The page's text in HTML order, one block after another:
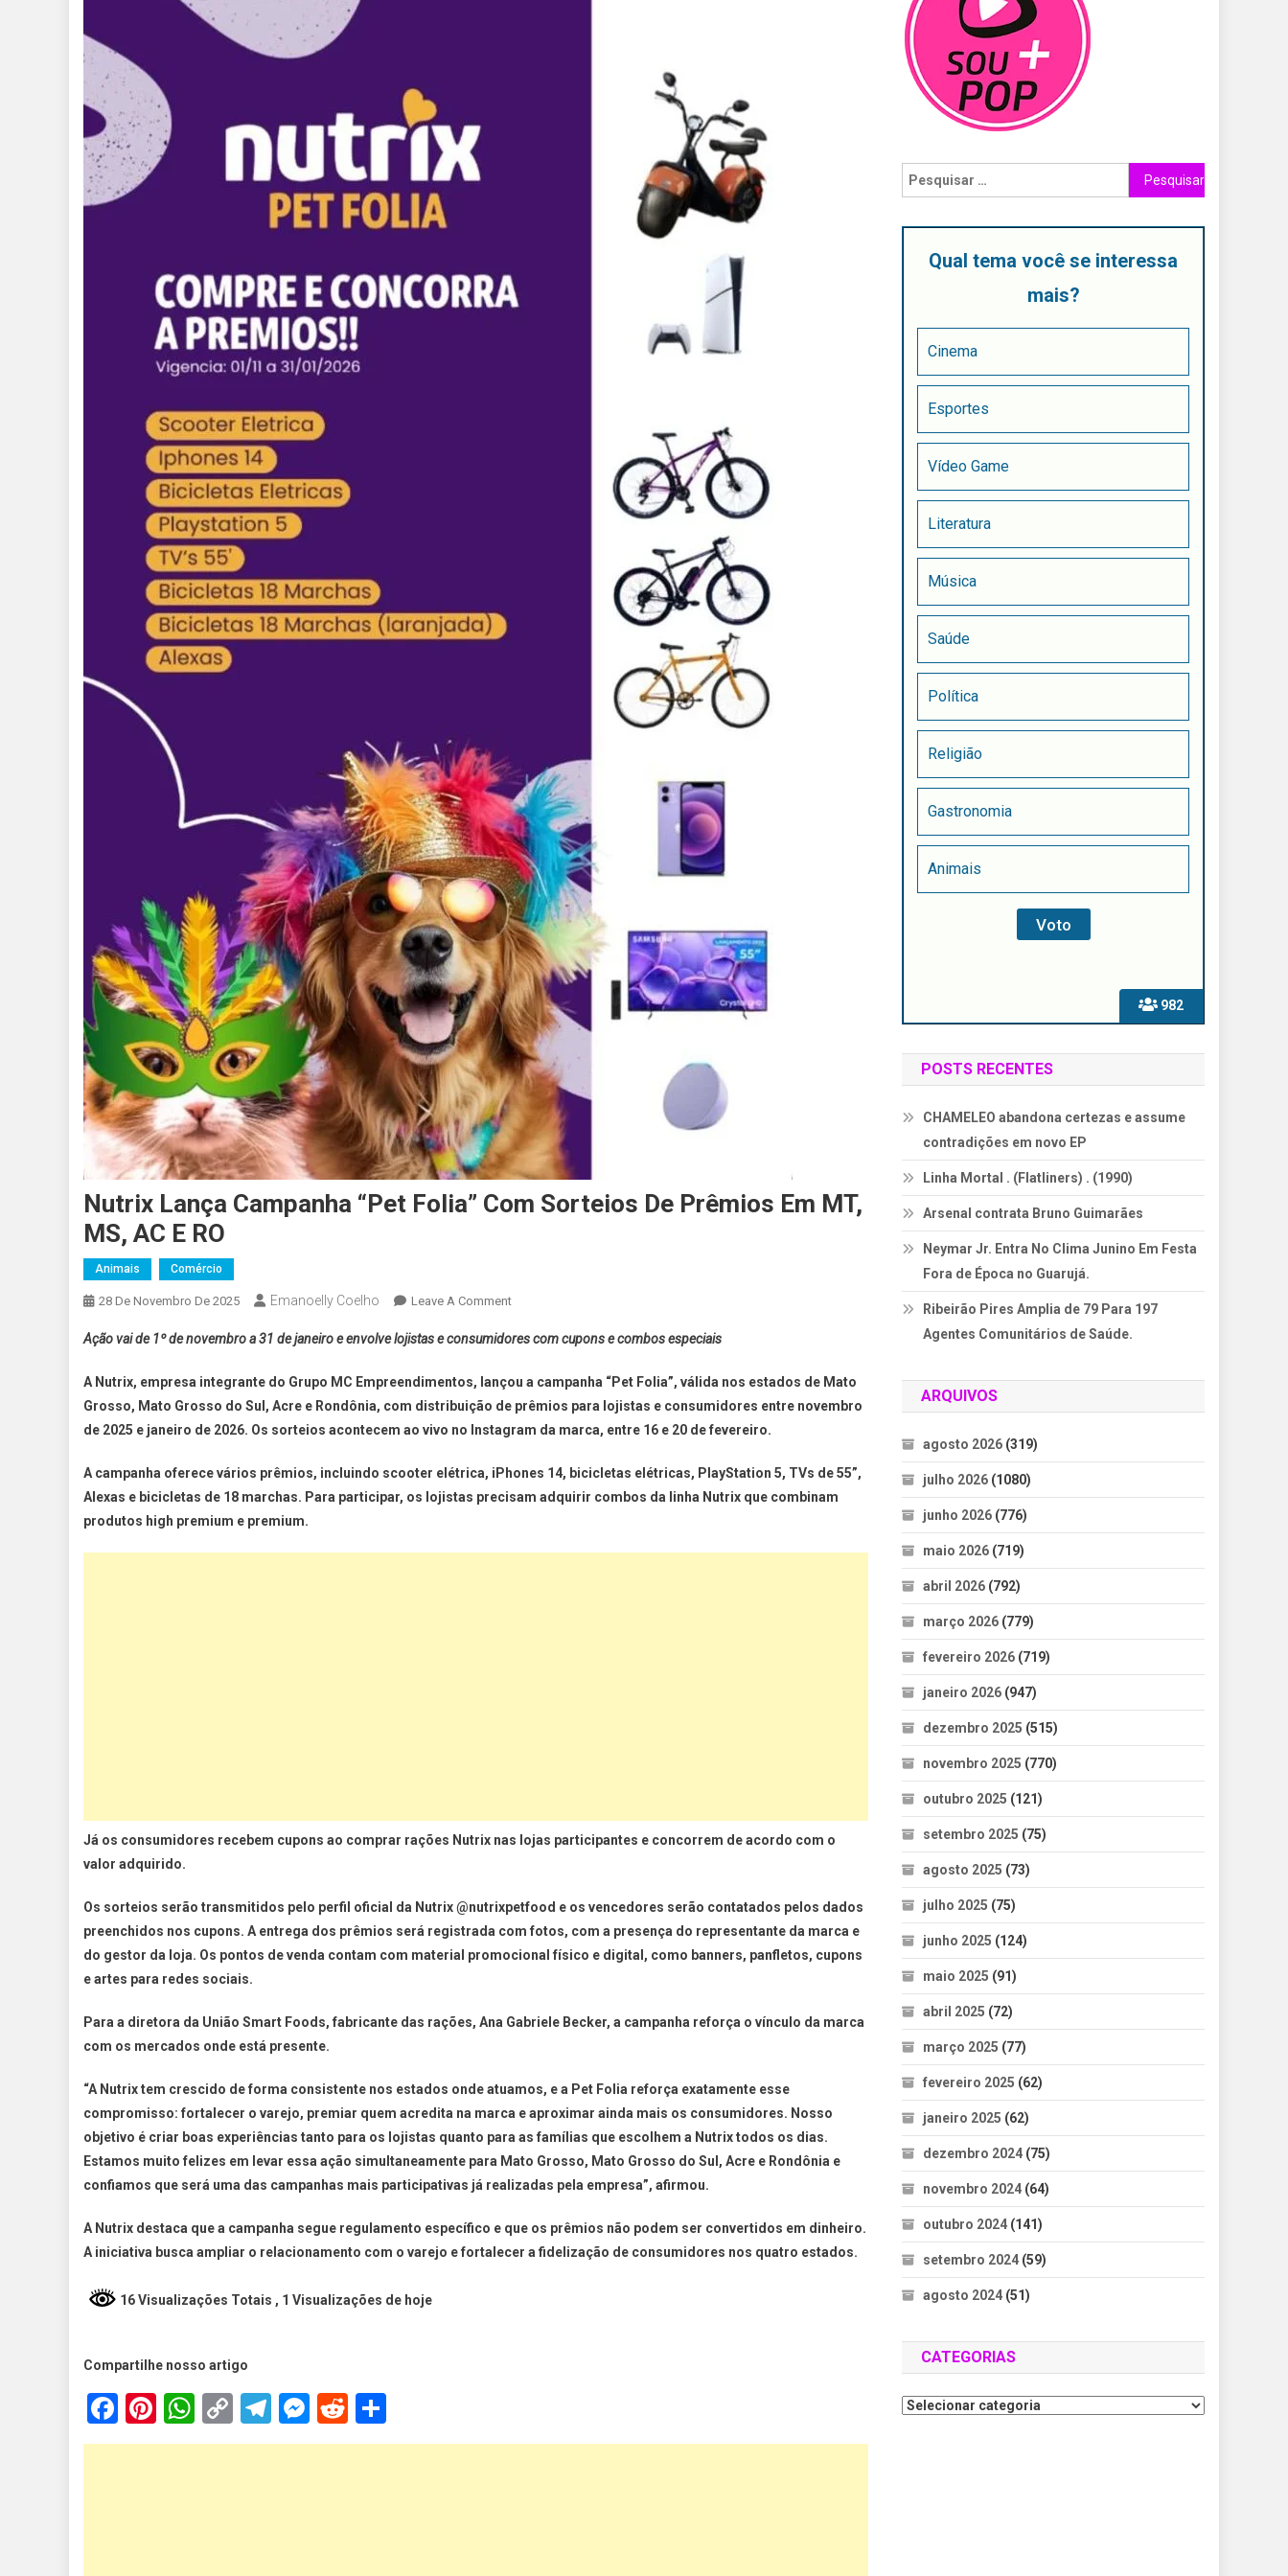
Nutrix Lança Campanha “Pet Folia” Com Sorteios De Prêmios Em MT,
MS, AC E RO
Animais Comércio
28 De Novembro De 2025 Emanoelly Coelho Leave A Comment
Ação vai de 1º de novembro a 31 de janeiro e envolve lojistas e consumidores com cupons e combos especiais
A Nutrix, empresa integrante do Grupo MC Empreendimentos, lançou a campanha “Pet Folia”, válida nos estados de Mato
Grosso, Mato Grosso do Sul, Acre e Rondônia, com distribuição de prêmios para lojistas e consumidores entre novembro
de 2025 e janeiro de 2026. Os sorteios acontecem ao vivo no Instagram da marca, entre 16 e 20 de fevereiro.
A campanha oferece vários prêmios, incluindo scooter elétrica, iPhones 14, bicicletas elétricas, PlayStation 5, TVs de 55”,
Alexas e bicicletas de 18 marchas. Para participar, os lojistas precisam adquirir combos da linha Nutrix que combinam
produtos high premium e premium.
Já os consumidores recebem cupons ao comprar rações Nutrix nas lojas participantes e concorrem de acordo com o
valor adquirido.
Os sorteios serão transmitidos pelo perfil oficial da Nutrix @nutrixpetfood e os vencedores serão contatados pelos dados
preenchidos nos cupons. A entrega dos prêmios será registrada com fotos, com a presença do representante da marca e
do gestor da loja. Os pontos de venda contam com material promocional físico e digital, como banners, panfletos, cupons
e artes para redes sociais.
Para a diretora da União Smart Foods, fabricante das rações, Ana Gabriele Becker, a campanha reforça o vínculo da marca
com os mercados onde está presente.
“A Nutrix tem crescido de forma consistente nos estados onde atuamos, e a Pet Folia reforça exatamente esse
compromisso: fortalecer o varejo, premiar quem acredita na marca e aproximar ainda mais os consumidores. Nosso
objetivo é criar boas experiências tanto para os lojistas quanto para as famílias que escolhem a Nutrix todos os dias.
Estamos muito felizes em levar essa ação simultaneamente para Mato Grosso, Mato Grosso do Sul, Acre e Rondônia e
confiamos que será uma das campanhas mais participativas já realizadas pela empresa”, afirmou.
A Nutrix destaca que a campanha segue regulamento específico e que os prêmios não podem ser convertidos em dinheiro.
A iniciativa busca ampliar o relacionamento com o varejo e fortalecer a fidelização de consumidores nos quatro estados.
16 Visualizações Totais , 1 Visualizações de hoje
Compartilhe nosso artigo
Facebook
Pinterest
WhatsApp
Copy
Link
Telegram
Messenger
Reddit
982
Qual tema você se interessa
mais?
Cinema
Esportes
Vídeo Game
Literatura
Música
Saúde
Política
Religião
Gastronomia
Animais
POSTS RECENTES
CHAMELEO abandona certezas e assume
contradições em novo EP
Linha Mortal . (Flatliners) . (1990)
Arsenal contrata Bruno Guimarães
Neymar Jr. Entra No Clima Junino Em Festa
Fora de Época no Guarujá.
Ribeirão Pires Amplia de 79 Para 197
Agentes Comunitários de Saúde.
ARQUIVOS
agosto 2026 (319)
julho 2026 (1080)
junho 2026 (776)
maio 2026 (719)
abril 2026 (792)
março 2026 (779)
fevereiro 2026 (719)
janeiro 2026 (947)
dezembro 2025 (515)
novembro 2025 (770)
outubro 2025 (121)
setembro 2025 (75)
agosto 2025 (73)
julho 2025 (75)
junho 2025 (124)
maio 2025 (91)
abril 2025 (72)
março 2025 (77)
fevereiro 2025 (62)
janeiro 2025 (62)
dezembro 2024 (75)
novembro 2024 (64)
outubro 2024 (141)
setembro 2024 (59)
agosto 2024 (51)
CATEGORIAS